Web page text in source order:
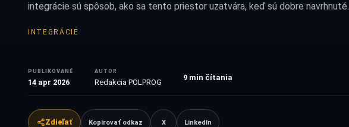
integrácie sú spôsob, ako sa tento priestor uzatvára, keď sú dobre navrhnuté.
INTEGRÁCIE
PUBLIKOVANÉ
14 apr 2026
AUTOR
Redakcia POLPROG
9 min čítania
Zdieľať Kopírovať odkaz X LinkedIn